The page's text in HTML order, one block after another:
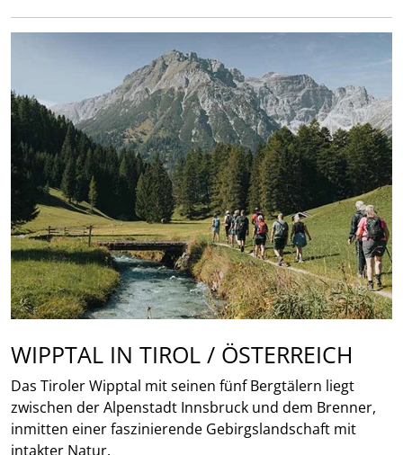
WIPPTAL IN TIROL / ÖSTERREICH
Das Tiroler Wipptal mit seinen fünf Bergtälern liegt
zwischen der Alpenstadt Innsbruck und dem Brenner,
inmitten einer faszinierende Gebirgslandschaft mit
intakter Natur.